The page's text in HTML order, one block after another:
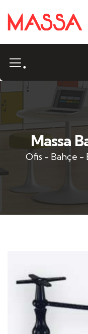
.
Massa
Ofis - Bahçe -